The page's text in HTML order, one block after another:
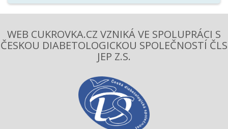
WEB CUKROVKA.CZ VZNIKÁ VE SPOLUPRÁCI S
ČESKOU DIABETOLOGICKOU SPOLEČNOSTÍ ČLS
JEP Z.S.